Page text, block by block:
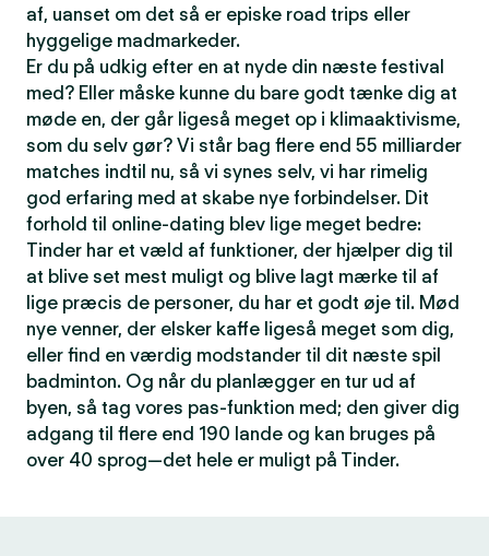
af, uanset om det så er episke road trips eller
hyggelige madmarkeder.
Er du på udkig efter en at nyde din næste festival
med? Eller måske kunne du bare godt tænke dig at
møde en, der går ligeså meget op i klimaaktivisme,
som du selv gør? Vi står bag flere end 55 milliarder
matches indtil nu, så vi synes selv, vi har rimelig
god erfaring med at skabe nye forbindelser. Dit
forhold til online-dating blev lige meget bedre:
Tinder har et væld af funktioner, der hjælper dig til
at blive set mest muligt og blive lagt mærke til af
lige præcis de personer, du har et godt øje til. Mød
nye venner, der elsker kaffe ligeså meget som dig,
eller find en værdig modstander til dit næste spil
badminton. Og når du planlægger en tur ud af
byen, så tag vores pas-funktion med; den giver dig
adgang til flere end 190 lande og kan bruges på
over 40 sprog—det hele er muligt på Tinder.